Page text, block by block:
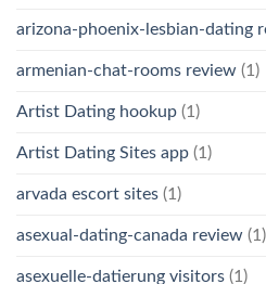
arizona-phoenix-lesbian-dating
armenian-chat-rooms review (1)
Artist Dating hookup (1)
Artist Dating Sites app (1)
arvada escort sites (1)
asexual-dating-canada review (1)
asexuelle-datierung visitors (1)